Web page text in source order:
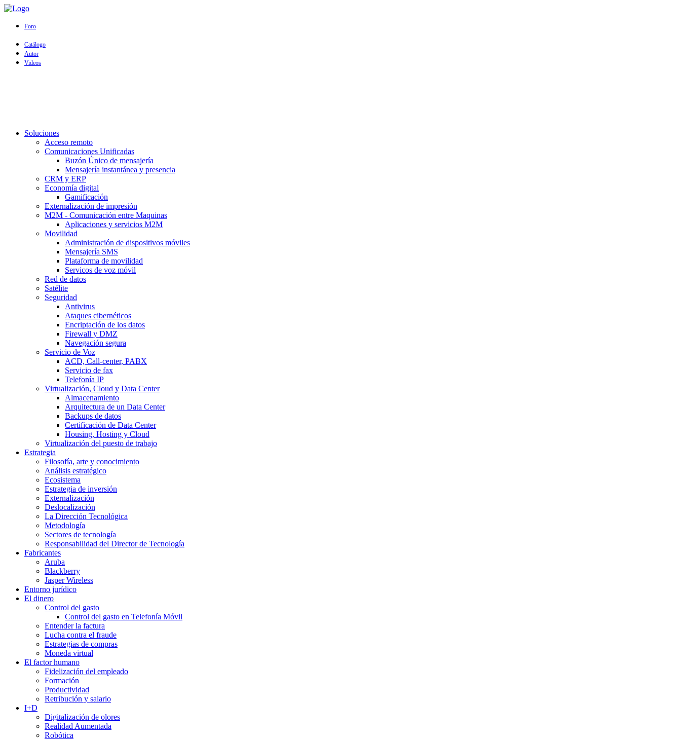
Foro
Catálogo
Autor
Videos
Soluciones
Acceso remoto
Comunicaciones Unificadas
Buzón Único de mensajería
Mensajería instantánea y presencia
CRM y ERP
Economía digital
Gamificación
Externalización de impresión
M2M - Comunicación entre Maquinas
Aplicaciones y servicios M2M
Movilidad
Administración de dispositivos móviles
Mensajería SMS
Plataforma de movilidad
Servicos de voz móvil
Red de datos
Satélite
Seguridad
Antivirus
Ataques cibernéticos
Encriptación de los datos
Firewall y DMZ
Navegación segura
Servicio de Voz
ACD, Call-center, PABX
Servicio de fax
Telefonía IP
Virtualización, Cloud y Data Center
Almacenamiento
Arquitectura de un Data Center
Backups de datos
Certificación de Data Center
Housing, Hosting y Cloud
Virtualización del puesto de trabajo
Estrategia
Filosofía, arte y conocimiento
Análisis estratégico
Ecosistema
Estrategia de inversión
Externalización
Deslocalización
La Dirección Tecnológica
Metodología
Sectores de tecnología
Responsabilidad del Director de Tecnología
Fabricantes
Aruba
Blackberry
Jasper Wireless
Entorno jurídico
El dinero
Control del gasto
Control del gasto en Telefonía Móvil
Entender la factura
Lucha contra el fraude
Estrategias de compras
Moneda virtual
El factor humano
Fidelización del empleado
Formación
Productividad
Retribución y salario
I+D
Digitalización de olores
Realidad Aumentada
Robótica